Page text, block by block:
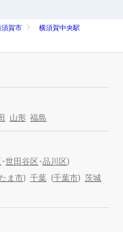
須賀市
横須賀中央駅
山形 福島
・世田谷区・品川区)
ま市) 千葉 (千葉市) 茨城